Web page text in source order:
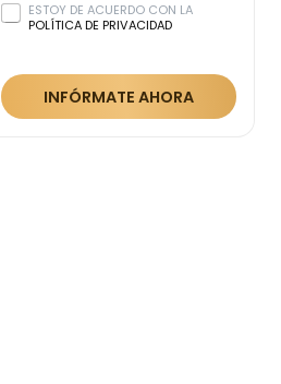
ESTOY DE ACUERDO CON LA
POLÍTICA DE PRIVACIDAD
INFÓRMATE AHORA